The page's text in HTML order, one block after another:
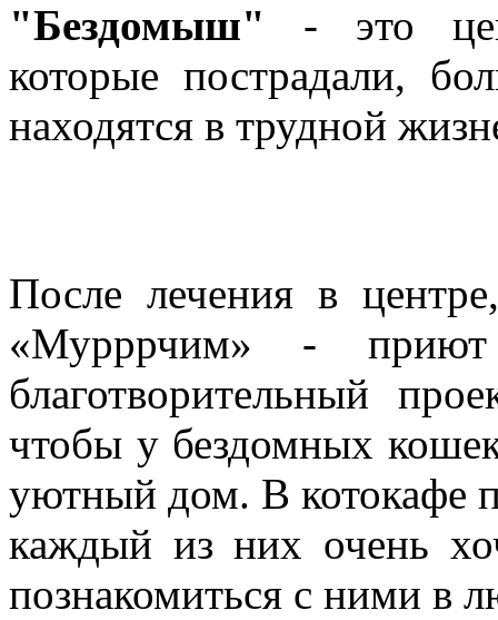
"Бездомыш" - это
которые пострадали,
находятся в трудной
После лечения в
«Мурррчим» -
благотворительный
чтобы у бездомных
уютный дом. В котокафе
каждый из них очень
познакомиться с ними в